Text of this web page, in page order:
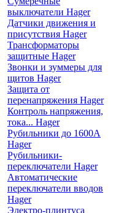
выключатели Hager
Датчики движения и
присутствия Hager
Трансформаторы
защитные Hager
Звонки и зуммеры для
щитов Hager
Защита от
перенапряжения Hager
Контроль напряжения,
тока... Hager
Рубильники до 1600А
Hager
Рубильники-
переключатели Hager
Автоматические
переключатели вводов
Hager
Электро-плинтуса